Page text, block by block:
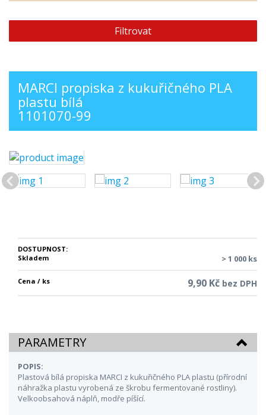
Filtrovat
MARCI propiska z kukuřičného PLA
plastu bílá
1101070-99
DOSTUPNOST:
Skladem
> 1 000 ks
Cena / ks 9,90 Kč bez DPH
PARAMETRY
POPIS:
Plastová bílá propiska MARCI z kukuřičného PLA plastu (přírodní
náhražka plastu vyrobená ze škrobu fermentované rostliny).
Velkoobsahová náplň, modře píšící.